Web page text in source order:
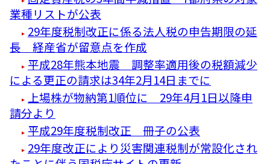
業種リストが公表
29年度税制改正に係る法人税の申告期限の延
長 経産省が留意点を作成
平成28年熊本地震 調整率適用後の税額減少
による更正の請求は34年2月14日までに
上場株が物納第1順位に 29年4月1日以降申
請分より
平成29年度税制改正 冊子の公表
29年度改正により災害関連税制が常設化され